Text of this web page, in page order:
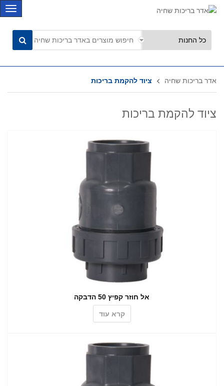
C
t
o
אדר בריכות שחיה ציוד להקמת בריכות
ציוד להקמת בריכות
אל חוזר קפיץ 50 הדבקה
קרא עוד